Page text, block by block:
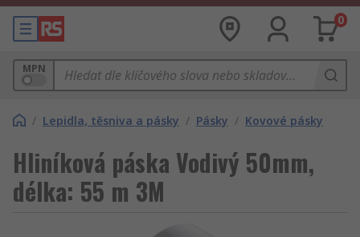
0
MPN
/ Lepidla, těsniva a pásky / Pásky / Kovové pásky
Hliníková páska Vodivý 50mm,
délka: 55 m 3M